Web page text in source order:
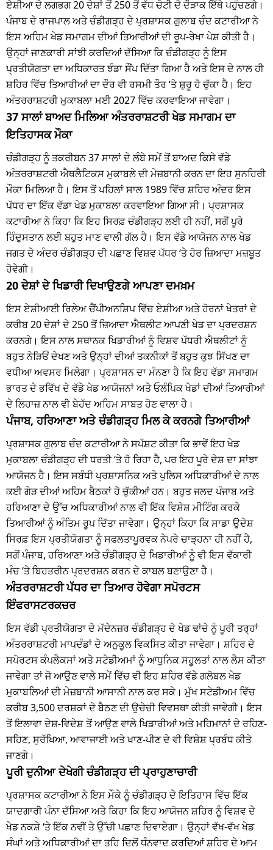
ਏਸ਼ੀਆ ਦੇ ਲਗਭਗ 20 ਦੇਸ਼ਾਂ ਤੋਂ 250 ਤੋਂ ਵੱਧ ਚੋਟੀ ਦੇ ਦੌੜਾਕ ਇੱਥੇ ਪਹੁੰਚਣਗੇ।
ਪੰਜਾਬ ਦੇ ਰਾਜਪਾਲ ਅਤੇ ਚੰਡੀਗੜ੍ਹ ਦੇ ਪ੍ਰਸ਼ਾਸਕ ਗੁਲਾਬ ਚੰਦ ਕਟਾਰੀਆ ਨੇ
ਇਸ ਅਹਿਮ ਖੇਡ ਸਮਾਗਮ ਦੀਆਂ ਤਿਆਰੀਆਂ ਦੀ ਰੂਪ-ਰੇਖਾ ਪੇਸ਼ ਕੀਤੀ ਹੈ।
ਉਨ੍ਹਾਂ ਜਾਣਕਾਰੀ ਸਾਂਝੀ ਕਰਦਿਆਂ ਦੱਸਿਆ ਕਿ ਚੰਡੀਗੜ੍ਹ ਨੂੰ ਇਸ
ਪ੍ਰਤੀਯੋਗਤਾ ਦਾ ਅਧਿਕਾਰਤ ਝੰਡਾ ਸੌਂਪ ਦਿੱਤਾ ਗਿਆ ਹੈ ਅਤੇ ਇਸ ਦੇ ਨਾਲ ਹੀ
ਸ਼ਹਿਰ ਵਿੱਚ ਤਿਆਰੀਆਂ ਦਾ ਦੌਰ ਵੀ ਰਸਮੀ ਤੌਰ ‘ਤੇ ਸ਼ੁਰੂ ਹੋ ਚੁੱਕਾ ਹੈ। ਇਹ
ਅੰਤਰਰਾਸ਼ਟਰੀ ਮੁਕਾਬਲਾ ਮਈ 2027 ਵਿੱਚ ਕਰਵਾਇਆ ਜਾਵੇਗਾ।
37 ਸਾਲਾਂ ਬਾਅਦ ਮਿਲਿਆ ਅੰਤਰਰਾਸ਼ਟਰੀ ਖੇਡ ਸਮਾਗਮ ਦਾ
ਇਤਿਹਾਸਕ ਮੌਕਾ
ਚੰਡੀਗੜ੍ਹ ਨੂੰ ਤਕਰੀਬਨ 37 ਸਾਲਾਂ ਦੇ ਲੰਬੇ ਸਮੇਂ ਤੋਂ ਬਾਅਦ ਕਿਸੇ ਵੱਡੇ
ਅੰਤਰਰਾਸ਼ਟਰੀ ਐਥਲੈਟਿਕਸ ਮੁਕਾਬਲੇ ਦੀ ਮੇਜ਼ਬਾਨੀ ਕਰਨ ਦਾ ਇਹ ਸੁਨਹਿਰੀ
ਮੌਕਾ ਮਿਲਿਆ ਹੈ। ਇਸ ਤੋਂ ਪਹਿਲਾਂ ਸਾਲ 1989 ਵਿੱਚ ਸ਼ਹਿਰ ਅੰਦਰ ਇਸ
ਪੱਧਰ ਦਾ ਇੱਕ ਵੱਡਾ ਖੇਡ ਮੁਕਾਬਲਾ ਕਰਵਾਇਆ ਗਿਆ ਸੀ। ਪ੍ਰਸ਼ਾਸਕ
ਕਟਾਰੀਆ ਨੇ ਕਿਹਾ ਕਿ ਇਹ ਸਿਰਫ਼ ਚੰਡੀਗੜ੍ਹ ਲਈ ਹੀ ਨਹੀਂ, ਸਗੋਂ ਪੂਰੇ
ਹਿੰਦੁਸਤਾਨ ਲਈ ਬਹੁਤ ਮਾਣ ਵਾਲੀ ਗੱਲ ਹੈ। ਇਸ ਵੱਡੇ ਆਯੋਜਨ ਨਾਲ ਖੇਡ
ਜਗਤ ਦੇ ਅੰਦਰ ਚੰਡੀਗੜ੍ਹ ਦੀ ਪਛਾਣ ਵਿਸ਼ਵ ਪੱਧਰ ‘ਤੇ ਹੋਰ ਜ਼ਿਆਦਾ ਮਜ਼ਬੂਤ
ਹੋਵੇਗੀ।
20 ਦੇਸ਼ਾਂ ਦੇ ਖਿਡਾਰੀ ਦਿਖਾਉਣਗੇ ਆਪਣਾ ਦਮਖ਼ਮ
ਇਸ ਏਸ਼ੀਆਈ ਰਿਲੇਅ ਚੈਂਪੀਅਨਸ਼ਿਪ ਵਿੱਚ ਏਸ਼ੀਆ ਅਤੇ ਹੋਰਨਾਂ ਖੇਤਰਾਂ ਦੇ
ਕਰੀਬ 20 ਦੇਸ਼ਾਂ ਦੇ 250 ਤੋਂ ਜ਼ਿਆਦਾ ਐਥਲੀਟ ਆਪਣੀ ਖੇਡ ਦਾ ਪ੍ਰਦਰਸ਼ਨ
ਕਰਨਗੇ। ਇਸ ਨਾਲ ਸਥਾਨਕ ਖਿਡਾਰੀਆਂ ਨੂੰ ਵਿਸ਼ਵ ਪੱਧਰੀ ਐਥਲੀਟਾਂ ਨੂੰ
ਬਹੁਤ ਨੇੜਿਓਂ ਦੇਖਣ ਅਤੇ ਉਨ੍ਹਾਂ ਦੀਆਂ ਤਕਨੀਕਾਂ ਤੋਂ ਬਹੁਤ ਕੁਝ ਸਿੱਖਣ ਦਾ
ਵਧੀਆ ਅਵਸਰ ਮਿਲੇਗਾ। ਪ੍ਰਸ਼ਾਸਨ ਦਾ ਮੰਨਣਾ ਹੈ ਕਿ ਇਹ ਵੱਡਾ ਸਮਾਗਮ
ਭਾਰਤ ਦੇ ਭਵਿੱਖ ਦੇ ਵੱਡੇ ਖੇਡ ਆਯੋਜਨਾਂ ਅਤੇ ਓਲੰਪਿਕ ਖੇਡਾਂ ਦੀਆਂ ਤਿਆਰੀਆਂ
ਦੇ ਲਿਹਾਜ਼ ਨਾਲ ਵੀ ਬੇਹੱਦ ਅਹਿਮ ਸਾਬਤ ਹੋਣ ਵਾਲਾ ਹੈ।
ਪੰਜਾਬ, ਹਰਿਆਣਾ ਅਤੇ ਚੰਡੀਗੜ੍ਹ ਮਿਲ ਕੇ ਕਰਨਗੇ ਤਿਆਰੀਆਂ
ਪ੍ਰਸ਼ਾਸਕ ਗੁਲਾਬ ਚੰਦ ਕਟਾਰੀਆ ਨੇ ਸਪੱਸ਼ਟ ਕੀਤਾ ਕਿ ਭਾਵੇਂ ਇਹ ਖੇਡ
ਮੁਕਾਬਲਾ ਚੰਡੀਗੜ੍ਹ ਦੀ ਧਰਤੀ ‘ਤੇ ਹੋ ਰਿਹਾ ਹੈ, ਪਰ ਇਹ ਪੂਰੇ ਦੇਸ਼ ਦਾ ਸਾਂਝਾ
ਆਯੋਜਨ ਹੈ। ਇਸ ਸਬੰਧੀ ਪ੍ਰਸ਼ਾਸਨਿਕ ਅਤੇ ਪੁਲਿਸ ਅਧਿਕਾਰੀਆਂ ਦੇ ਨਾਲ
ਕਈ ਗੇੜ ਦੀਆਂ ਅਹਿਮ ਬੈਠਕਾਂ ਹੋ ਚੁੱਕੀਆਂ ਹਨ। ਬਹੁਤ ਜਲਦ ਪੰਜਾਬ ਅਤੇ
ਹਰਿਆਣਾ ਦੇ ਉੱਚ ਅਧਿਕਾਰੀਆਂ ਨਾਲ ਵੀ ਇੱਕ ਵਿਸ਼ੇਸ਼ ਮੀਟਿੰਗ ਕਰਕੇ
ਤਿਆਰੀਆਂ ਨੂੰ ਅੰਤਿਮ ਰੂਪ ਦਿੱਤਾ ਜਾਵੇਗਾ। ਉਨ੍ਹਾਂ ਕਿਹਾ ਕਿ ਸਾਡਾ ਉਦੇਸ਼
ਸਿਰਫ਼ ਇਸ ਪ੍ਰਤੀਯੋਗਤਾ ਨੂੰ ਸਫਲਤਾਪੂਰਵਕ ਨੇਪਰੇ ਚਾੜ੍ਹਨਾ ਹੀ ਨਹੀਂ ਹੈ,
ਸਗੋਂ ਪੰਜਾਬ, ਹਰਿਆਣਾ ਅਤੇ ਚੰਡੀਗੜ੍ਹ ਦੇ ਖਿਡਾਰੀਆਂ ਨੂੰ ਵੀ ਇਸ ਵੱਕਾਰੀ
ਮੰਚ ‘ਤੇ ਬਿਹਤਰੀਨ ਪ੍ਰਦਰਸ਼ਨ ਕਰਨ ਦੇ ਕਾਬਲ ਬਣਾਉਣਾ ਹੈ।
ਅੰਤਰਰਾਸ਼ਟਰੀ ਪੱਧਰ ਦਾ ਤਿਆਰ ਹੋਵੇਗਾ ਸਪੋਰਟਸ
ਇੰਫਰਾਸਟਰਕਚਰ
ਇਸ ਵੱਡੀ ਪ੍ਰਤੀਯੋਗਤਾ ਦੇ ਮੱਦੇਨਜ਼ਰ ਚੰਡੀਗੜ੍ਹ ਦੇ ਖੇਡ ਢਾਂਚੇ ਨੂੰ ਪੂਰੀ ਤਰ੍ਹਾਂ
ਅੰਤਰਰਾਸ਼ਟਰੀ ਮਾਪਦੰਡਾਂ ਦੇ ਅਨੁਕੂਲ ਵਿਕਸਿਤ ਕੀਤਾ ਜਾਵੇਗਾ। ਸ਼ਹਿਰ ਦੇ
ਸਪੋਰਟਸ ਕੰਪਲੈਕਸਾਂ ਅਤੇ ਸਟੇਡੀਅਮਾਂ ਨੂੰ ਆਧੁਨਿਕ ਸਹੂਲਤਾਂ ਨਾਲ ਲੈਸ ਕੀਤਾ
ਜਾਵੇਗਾ ਤਾਂ ਜੋ ਆਉਣ ਵਾਲੇ ਸਮੇਂ ਵਿੱਚ ਵੀ ਇਹ ਸ਼ਹਿਰ ਵੱਡੇ ਗਲੋਬਲ ਖੇਡ
ਮੁਕਾਬਲਿਆਂ ਦੀ ਮੇਜ਼ਬਾਨੀ ਆਸਾਨੀ ਨਾਲ ਕਰ ਸਕੇ। ਮੁੱਖ ਸਟੇਡੀਅਮ ਵਿੱਚ
ਕਰੀਬ 3,500 ਦਰਸ਼ਕਾਂ ਦੇ ਬੈਠਣ ਦੀ ਉਚੇਚੀ ਵਿਵਸਥਾ ਕੀਤੀ ਜਾਵੇਗੀ। ਇਸ
ਤੋਂ ਇਲਾਵਾ ਦੇਸ਼-ਵਿਦੇਸ਼ ਤੋਂ ਆਉਣ ਵਾਲੇ ਖਿਡਾਰੀਆਂ ਅਤੇ ਮਹਿਮਾਨਾਂ ਦੇ ਰਹਿਣ-
ਸਹਿਣ, ਸੁਰੱਖਿਆ, ਆਵਾਜਾਈ ਅਤੇ ਖਾਣ-ਪੀਣ ਦੇ ਵੀ ਵਿਸ਼ੇਸ਼ ਪ੍ਰਬੰਧ ਕੀਤੇ
ਜਾਣਗੇ।
ਪੂਰੀ ਦੁਨੀਆ ਦੇਖੇਗੀ ਚੰਡੀਗੜ੍ਹ ਦੀ ਪ੍ਰਾਹੁਣਾਚਾਰੀ
ਪ੍ਰਸ਼ਾਸਕ ਕਟਾਰੀਆ ਨੇ ਇਸ ਮੌਕੇ ਨੂੰ ਚੰਡੀਗੜ੍ਹ ਦੇ ਇਤਿਹਾਸ ਵਿੱਚ ਇੱਕ
ਯਾਦਗਾਰੀ ਪੰਨਾ ਦੱਸਿਆ ਅਤੇ ਕਿਹਾ ਕਿ ਇਹ ਆਯੋਜਨ ਸ਼ਹਿਰ ਨੂੰ ਵਿਸ਼ਵ ਦੇ
ਖੇਡ ਨਕਸ਼ੇ ‘ਤੇ ਇੱਕ ਨਵੀਂ ਤੇ ਉੱਚੀ ਪਛਾਣ ਦਿਵਾਏਗਾ। ਉਨ੍ਹਾਂ ਵੱਖ-ਵੱਖ ਖੇਡ
ਸੰਘਾਂ ਅਤੇ ਅਧਿਕਾਰੀਆਂ ਦਾ ਤਹਿ ਦਿਲੋਂ ਧੰਨਵਾਦ ਕਰਦਿਆਂ ਸ਼ਹਿਰ ਦੇ ਆਮ